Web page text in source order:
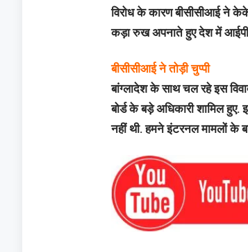
विरोध के कारण बीसीसीआई ने
कड़ा रुख अपनाते हुए देश में
बीसीसीआई ने तोड़ी चुप्पी
बांग्लादेश के साथ चल रहे इस
बोर्ड के बड़े अधिकारी शामिल
नहीं थी. हमने इंटरनल मामलों के